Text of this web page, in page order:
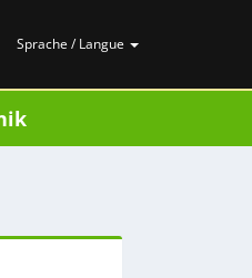
Sprache / Langue